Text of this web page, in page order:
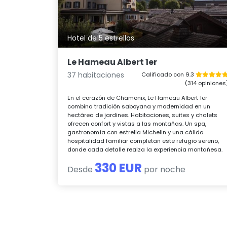
Hotel de 5 estrellas
Le Hameau Albert 1er
37 habitaciones
Calificado con 9.3
(314
En el corazón de Chamonix, Le Hameau Albert 1er
combina tradición saboyana y modernidad en un
hectárea de jardines. Habitaciones, suites y chalets
ofrecen confort y vistas a las montañas. Un spa,
gastronomía con estrella Michelin y una cálida
hospitalidad familiar completan este refugio sereno,
donde cada detalle realza la experiencia montañesa.
Desde 330 EUR por noche